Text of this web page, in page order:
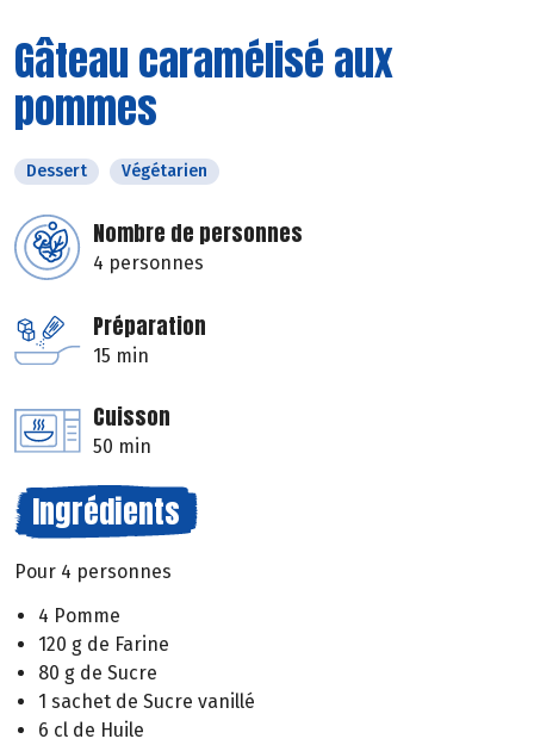
Gâteau caramélisé aux
pommes
Dessert Végétarien
Nombre de personnes
4 personnes
Préparation
15 min
Cuisson
50 min
Ingrédients
Pour 4 personnes
4 Pomme
120 g de Farine
80 g de Sucre
1 sachet de Sucre vanillé
6 cl de Huile